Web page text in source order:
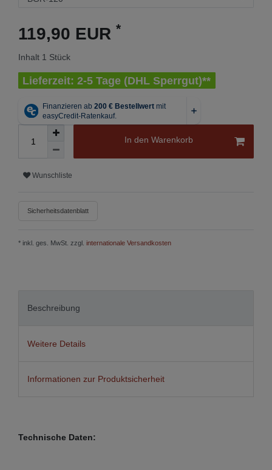
119,90 EUR *
Inhalt 1 Stück
Lieferzeit: 2-5 Tage (DHL Sperrgut)**
In den Warenkorb
Wunschliste
Sicherheitsdatenblatt
* inkl. ges. MwSt. zzgl. internationale Versandkosten
Beschreibung
Weitere Details
Informationen zur Produktsicherheit
Technische Daten: